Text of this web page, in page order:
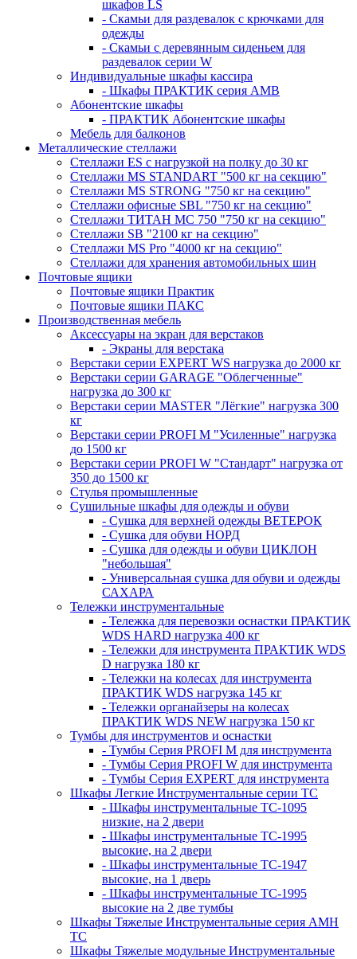
шкафов LS
- Скамьи для раздевалок с крючками для
одежды
- Скамьи с деревянным сиденьем для
раздевалок серии W
Индивидуальные шкафы кассира
- Шкафы ПРАКТИК серия AMB
Абонентские шкафы
- ПРАКТИК Абонентские шкафы
Мебель для балконов
Металлические стеллажи
Стеллажи ES с нагрузкой на полку до 30 кг
Стеллажи MS STANDART "500 кг на секцию"
Стеллажи MS STRONG "750 кг на секцию"
Стеллажи офисные SBL "750 кг на секцию"
Стеллажи ТИТАН МС 750 "750 кг на секцию"
Стеллажи SB "2100 кг на секцию"
Стеллажи MS Pro "4000 кг на секцию"
Стеллажи для хранения автомобильных шин
Почтовые ящики
Почтовые ящики Практик
Почтовые ящики ПАКС
Производственная мебель
Аксессуары на экран для верстаков
- Экраны для верстака
Верстаки серии EXPERT WS нагрузка до 2000 кг
Верстаки серии GARAGE "Облегченные"
нагрузка до 300 кг
Верстаки серии MASTER "Лёгкие" нагрузка 300
кг
Верстаки серии PROFI M "Усиленные" нагрузка
до 1500 кг
Верстаки серии PROFI W "Стандарт" нагрузка от
350 до 1500 кг
Стулья промышленные
Сушильные шкафы для одежды и обуви
- Сушка для верхней одежды ВЕТЕРОК
- Сушка для обуви НОРД
- Сушка для одежды и обуви ЦИКЛОН
"небольшая"
- Универсальная сушка для обуви и одежды
САХАРА
Тележки инструментальные
- Тележка для перевозки оснастки ПРАКТИК
WDS HARD нагрузка 400 кг
- Тележки для инструмента ПРАКТИК WDS
D нагрузка 180 кг
- Тележки на колесах для инструмента
ПРАКТИК WDS нагрузка 145 кг
- Тележки органайзеры на колесах
ПРАКТИК WDS NEW нагрузка 150 кг
Тумбы для инструментов и оснастки
- Тумбы Серия PROFI M для инструмента
- Тумбы Серия PROFI W для инструмента
- Тумбы Серия EXPERT для инструмента
Шкафы Легкие Инструментальные серии ТС
- Шкафы инструментальные TC-1095
низкие, на 2 двери
- Шкафы инструментальные TC-1995
высокие, на 2 двери
- Шкафы инструментальные ТС-1947
высокие, на 1 дверь
- Шкафы инструментальные ТС-1995
высокие на 2 две тумбы
Шкафы Тяжелые Инструментальные серия AMH
TC
Шкафы Тяжелые модульные Инструментальные